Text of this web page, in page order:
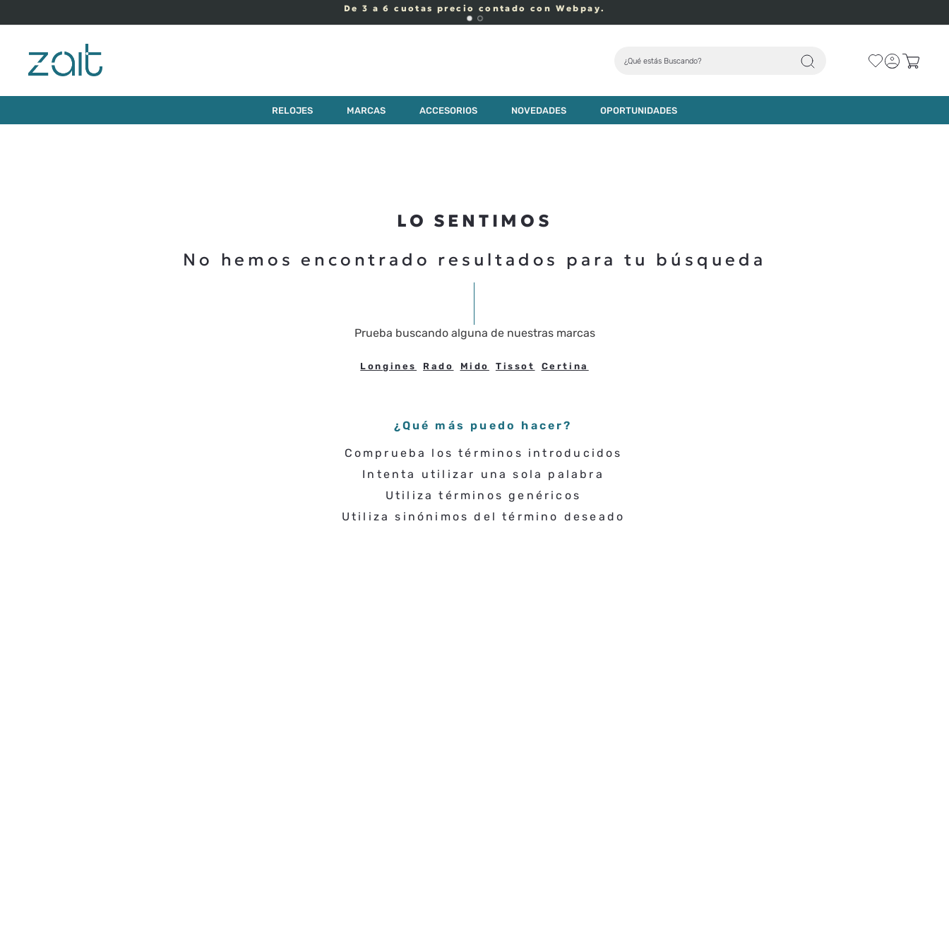
De 3 a 6 cuotas precio contado con Webpay.
¿Qué estás Buscando?
RELOJES MARCAS ACCESORIOS NOVEDADES OPORTUNIDADES
LO SENTIMOS
No hemos encontrado resultados para tu búsqueda
Prueba buscando alguna de nuestras marcas
Longines Rado Mido Tissot Certina
¿Qué más puedo hacer?
Comprueba los términos introducidos
Intenta utilizar una sola palabra
Utiliza términos genéricos
Utiliza sinónimos del término deseado